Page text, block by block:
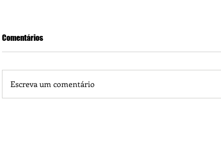
Comentários
Escreva um comentário